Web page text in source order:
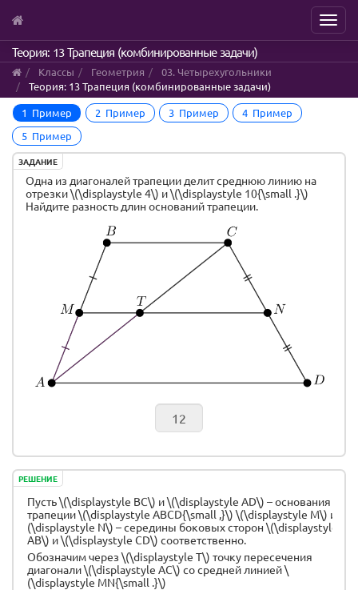
Skip
to
main
content
Menu
Теория: 13 Трапеция (комбинированные задачи)
Классы Геометрия
03. Четырехугольники
Теория: 13 Трапеция (комбинированные задачи)
1 Пример
2 Пример 3 Пример
4 Пример
5 Пример
ЗАДАНИЕ
Одна из диагоналей трапеции делит среднюю линию на
отрезки \(\displaystyle 4\) и \(\displaystyle 10{\small .}\)
Найдите разность длин оснований трапеции.
РЕШЕНИЕ
Пусть \(\displaystyle BC\) и \(\displaystyle AD\) – основания
трапеции \(\displaystyle ABCD{\small ,}\) \(\displaystyle M\) и \
(\displaystyle N\) – середины боковых сторон \(\displaystyle
AB\) и \(\displaystyle CD\) соответственно.
Обозначим через \(\displaystyle T\) точку пересечения
диагонали \(\displaystyle AC\) со средней линией \
(\displaystyle MN{\small .}\)